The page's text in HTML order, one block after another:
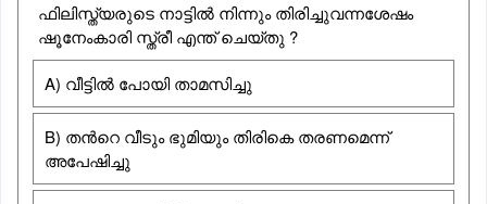
ഫിലിസ്ത്യരുടെ നാട്ടിൽ നിന്നും തിരിച്ചുവന്നശേഷം
ഷൂനേംകാരി സ്ത്രീ എന്ത് ചെയ്തു ?
A) വീട്ടിൽ പോയി താമസിച്ചു
B) തന്‍റെ വീടും ഭുമിയും തിരികെ തരണമെന്ന്
അപേഷിച്ചു